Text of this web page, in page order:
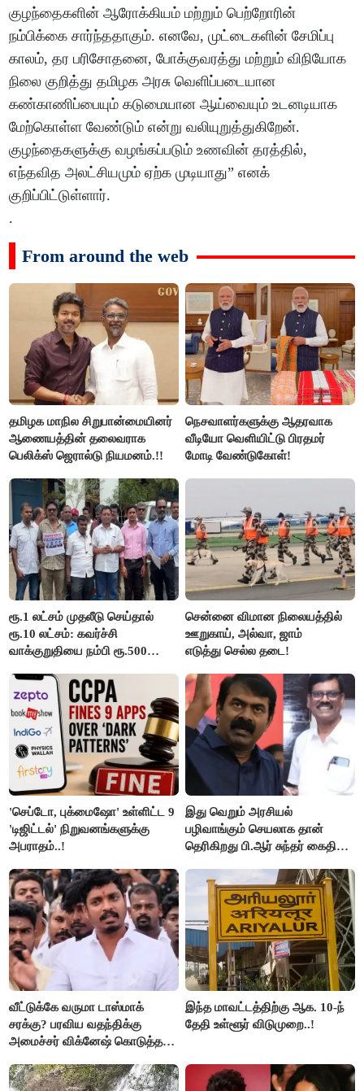
குழந்தைகளின் ஆரோக்கியம் மற்றும் பெற்றோரின்
நம்பிக்கை சார்ந்ததாகும். எனவே, முட்டைகளின் சேமிப்பு
காலம், தர பரிசோதனை, போக்குவரத்து மற்றும் விநியோக
நிலை குறித்து தமிழக அரசு வெளிப்படையான
கண்காணிப்பையும் கடுமையான ஆய்வையும் உடனடியாக
மேற்கொள்ள வேண்டும் என்று வலியுறுத்துகிறேன்.
குழந்தைகளுக்கு வழங்கப்படும் உணவின் தரத்தில்,
எந்தவித அலட்சியமும் ஏற்க முடியாது” எனக்
குறிப்பிட்டுள்ளார்.
.
From around the web
தமிழக மாநில சிறுபான்மையினர்
ஆணையத்தின் தலைவராக
பெலிக்ஸ் ஜெரால்டு நியமனம்.!!
நெசவாளர்களுக்கு ஆதரவாக
வீடியோ வெளியிட்டு பிரதமர்
மோடி வேண்டுகோள்!
ரூ.1 லட்சம் முதலீடு செய்தால்
ரூ.10 லட்சம்: கவர்ச்சி
வாக்குறுதியை நம்பி ரூ.500
மக்கள்!
சென்னை விமான நிலையத்தில்
ஊறுகாய், அல்வா, ஜாம்
எடுத்து செல்ல தடை!
'செப்டோ, புக்மைஷோ' உள்ளிட்ட 9
'டிஜிட்டல்' நிறுவனங்களுக்கு
அபராதம்..!
இது வெறும் அரசியல்
பழிவாங்கும் செயலாக தான்
தெரிகிறது பி.ஆர் சுந்தர் கைதிற்கு
வீட்டுக்கே வருமா டாஸ்மாக்
சரக்கு? பரவிய வதந்திக்கு
அமைச்சர் விக்னேஷ் கொடுத்த
இந்த மாவட்டத்திற்கு ஆக. 10-ந்
தேதி உள்ளூர் விடுமுறை..!